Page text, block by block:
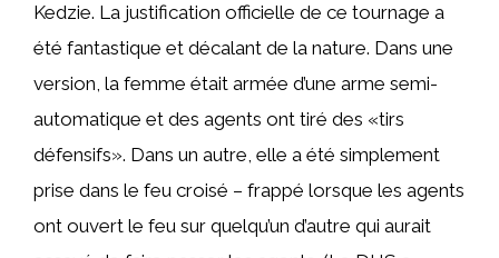
Kedzie. La justification officielle de ce tournage a
été fantastique et décalant de la nature. Dans une
version, la femme était armée d’une arme semi-
automatique et des agents ont tiré des «tirs
défensifs». Dans un autre, elle a été simplement
prise dans le feu croisé – frappé lorsque les agents
ont ouvert le feu sur quelqu’un d’autre qui aurait